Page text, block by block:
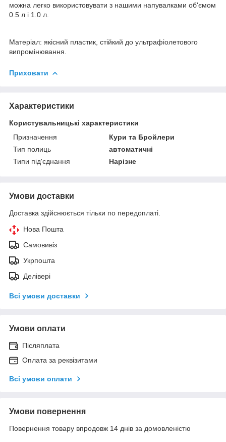
можна легко використовувати з нашими напувалками об'ємом
0.5 л і 1.0 л.
Матеріал: якісний пластик, стійкий до ультрафіолетового
випромінювання.
Приховати
Характеристики
Користувальницькі характеристики
Призначення
Кури та Бройлери
Тип полиць
автоматичні
Типи під'єднання
Нарізне
Умови доставки
Доставка здійснюється тільки по передоплаті.
Нова Пошта
Самовивіз
Укрпошта
Делівері
Всі умови доставки
Умови оплати
Післяплата
Оплата за реквізитами
Всі умови оплати
Умови повернення
Повернення товару впродовж 14 днів за домовленістю